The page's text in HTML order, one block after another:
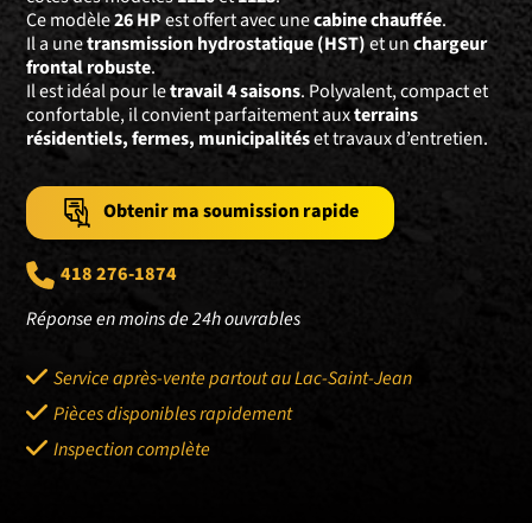
Ce modèle26 HPest offert avec unecabine chauffée.
Il a unetransmission hydrostatique (HST)et unchargeur
frontal robuste.
Il est idéal pour letravail 4 saisons. Polyvalent, compact et
confortable, il convient parfaitement auxterrains
résidentiels, fermes, municipalitéset travaux d’entretien.
Obtenir ma soumission rapide
418 276-1874
Réponse en moins de 24h ouvrables
Service après-vente partout au Lac-Saint-Jean
Pièces disponibles rapidement
Inspection complète